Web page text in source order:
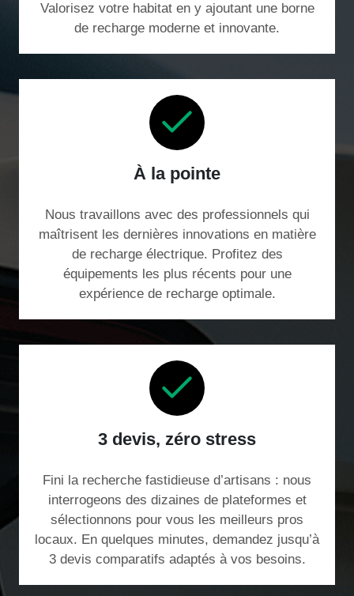
Valorisez votre habitat en y ajoutant une borne
de recharge moderne et innovante.
À la pointe
Nous travaillons avec des professionnels qui
maîtrisent les dernières innovations en matière
de recharge électrique. Profitez des
équipements les plus récents pour une
expérience de recharge optimale.
3 devis, zéro stress
Fini la recherche fastidieuse d’artisans : nous
interrogeons des dizaines de plateformes et
sélectionnons pour vous les meilleurs pros
locaux. En quelques minutes, demandez jusqu’à
3 devis comparatifs adaptés à vos besoins.